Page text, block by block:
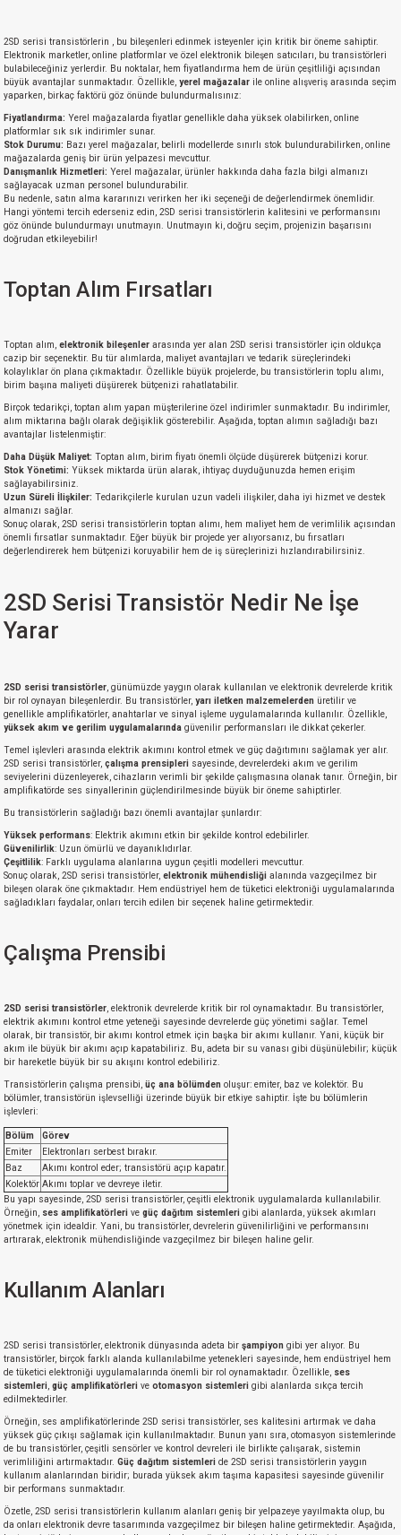
2SD serisi transistörlerin , bu bileşenleri edinmek isteyenler için kritik bir öneme sahiptir.
Elektronik marketler, online platformlar ve özel elektronik bileşen satıcıları, bu transistörleri
bulabileceğiniz yerlerdir. Bu noktalar, hem fiyatlandırma hem de ürün çeşitliliği açısından
büyük avantajlar sunmaktadır. Özellikle, yerel mağazalar ile online alışveriş arasında seçim
yaparken, birkaç faktörü göz önünde bulundurmalısınız:
Fiyatlandırma: Yerel mağazalarda fiyatlar genellikle daha yüksek olabilirken, online
platformlar sık sık indirimler sunar.
Stok Durumu: Bazı yerel mağazalar, belirli modellerde sınırlı stok bulundurabilirken, online
mağazalarda geniş bir ürün yelpazesi mevcuttur.
Danışmanlık Hizmetleri: Yerel mağazalar, ürünler hakkında daha fazla bilgi almanızı
sağlayacak uzman personel bulundurabilir.
Bu nedenle, satın alma kararınızı verirken her iki seçeneği de değerlendirmek önemlidir.
Hangi yöntemi tercih ederseniz edin, 2SD serisi transistörlerin kalitesini ve performansını
göz önünde bulundurmayı unutmayın. Unutmayın ki, doğru seçim, projenizin başarısını
doğrudan etkileyebilir!
Toptan Alım Fırsatları
Toptan alım, elektronik bileşenler arasında yer alan 2SD serisi transistörler için oldukça
cazip bir seçenektir. Bu tür alımlarda, maliyet avantajları ve tedarik süreçlerindeki
kolaylıklar ön plana çıkmaktadır. Özellikle büyük projelerde, bu transistörlerin toplu alımı,
birim başına maliyeti düşürerek bütçenizi rahatlatabilir.
Birçok tedarikçi, toptan alım yapan müşterilerine özel indirimler sunmaktadır. Bu indirimler,
alım miktarına bağlı olarak değişiklik gösterebilir. Aşağıda, toptan alımın sağladığı bazı
avantajlar listelenmiştir:
Daha Düşük Maliyet: Toptan alım, birim fiyatı önemli ölçüde düşürerek bütçenizi korur.
Stok Yönetimi: Yüksek miktarda ürün alarak, ihtiyaç duyduğunuzda hemen erişim
sağlayabilirsiniz.
Uzun Süreli İlişkiler: Tedarikçilerle kurulan uzun vadeli ilişkiler, daha iyi hizmet ve destek
almanızı sağlar.
Sonuç olarak, 2SD serisi transistörlerin toptan alımı, hem maliyet hem de verimlilik açısından
önemli fırsatlar sunmaktadır. Eğer büyük bir projede yer alıyorsanız, bu fırsatları
değerlendirerek hem bütçenizi koruyabilir hem de iş süreçlerinizi hızlandırabilirsiniz.
2SD Serisi Transistör Nedir Ne İşe
Yarar
2SD serisi transistörler , günümüzde yaygın olarak kullanılan ve elektronik devrelerde kritik
bir rol oynayan bileşenlerdir. Bu transistörler, yarı iletken malzemelerden üretilir ve
genellikle amplifikatörler, anahtarlar ve sinyal işleme uygulamalarında kullanılır. Özellikle,
yüksek akım ve gerilim uygulamalarında güvenilir performansları ile dikkat çekerler.
Temel işlevleri arasında elektrik akımını kontrol etmek ve güç dağıtımını sağlamak yer alır.
2SD serisi transistörler, çalışma prensipleri sayesinde, devrelerdeki akım ve gerilim
seviyelerini düzenleyerek, cihazların verimli bir şekilde çalışmasına olanak tanır. Örneğin, bir
amplifikatörde ses sinyallerinin güçlendirilmesinde büyük bir öneme sahiptirler.
Bu transistörlerin sağladığı bazı önemli avantajlar şunlardır:
Yüksek performans: Elektrik akımını etkin bir şekilde kontrol edebilirler.
Güvenilirlik: Uzun ömürlü ve dayanıklıdırlar.
Çeşitlilik: Farklı uygulama alanlarına uygun çeşitli modelleri mevcuttur.
Sonuç olarak, 2SD serisi transistörler, elektronik mühendisliği alanında vazgeçilmez bir
bileşen olarak öne çıkmaktadır. Hem endüstriyel hem de tüketici elektroniği uygulamalarında
sağladıkları faydalar, onları tercih edilen bir seçenek haline getirmektedir.
Çalışma Prensibi
2SD serisi transistörler , elektronik devrelerde kritik bir rol oynamaktadır. Bu transistörler,
elektrik akımını kontrol etme yeteneği sayesinde devrelerde güç yönetimi sağlar. Temel
olarak, bir transistör, bir akımı kontrol etmek için başka bir akımı kullanır. Yani, küçük bir
akım ile büyük bir akımı açıp kapatabiliriz. Bu, adeta bir su vanası gibi düşünülebilir; küçük
bir hareketle büyük bir su akışını kontrol edebiliriz.
Transistörlerin çalışma prensibi, üç ana bölümden oluşur: emiter, baz ve kolektör. Bu
bölümler, transistörün işlevselliği üzerinde büyük bir etkiye sahiptir. İşte bu bölümlerin
işlevleri:
Bölüm
Görev
Emiter
Elektronları serbest bırakır.
Baz
Akımı kontrol eder; transistörü açıp kapatır.
Kolektör Akımı toplar ve devreye iletir.
Bu yapı sayesinde, 2SD serisi transistörler, çeşitli elektronik uygulamalarda kullanılabilir.
Örneğin, ses amplifikatörleri ve güç dağıtım sistemleri gibi alanlarda, yüksek akımları
yönetmek için idealdir. Yani, bu transistörler, devrelerin güvenilirliğini ve performansını
artırarak, elektronik mühendisliğinde vazgeçilmez bir bileşen haline gelir.
Kullanım Alanları
2SD serisi transistörler, elektronik dünyasında adeta bir şampiyon gibi yer alıyor. Bu
transistörler, birçok farklı alanda kullanılabilme yetenekleri sayesinde, hem endüstriyel hem
de tüketici elektroniği uygulamalarında önemli bir rol oynamaktadır. Özellikle, ses
sistemleri güç amplifikatörleri ve otomasyon sistemleri gibi alanlarda sıkça tercih
edilmektedirler.
Örneğin, ses amplifikatörlerinde 2SD serisi transistörler, ses kalitesini artırmak ve daha
yüksek güç çıkışı sağlamak için kullanılmaktadır. Bunun yanı sıra, otomasyon sistemlerinde
de bu transistörler, çeşitli sensörler ve kontrol devreleri ile birlikte çalışarak, sistemin
verimliliğini artırmaktadır. Güç dağıtım sistemleri de 2SD serisi transistörlerin yaygın
kullanım alanlarından biridir; burada yüksek akım taşıma kapasitesi sayesinde güvenilir
bir performans sunmaktadır.
Özetle, 2SD serisi transistörlerin kullanım alanları geniş bir yelpazeye yayılmakta olup, bu
da onları elektronik devre tasarımında vazgeçilmez bir bileşen haline getirmektedir. Aşağıda,